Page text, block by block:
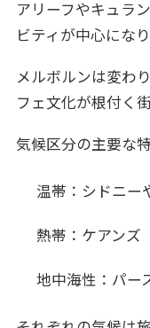
5〜7日目
大自然の
8〜10日
きと文化
ケアンズ
メルボル
オーストラリ
アリーフやキュラ
ビティが中心になり
メルボルンは変わ
フェ文化が根付く
気候区分の主要な
温帯：シドニー
熱帯：ケアンズ
地中海性：パー